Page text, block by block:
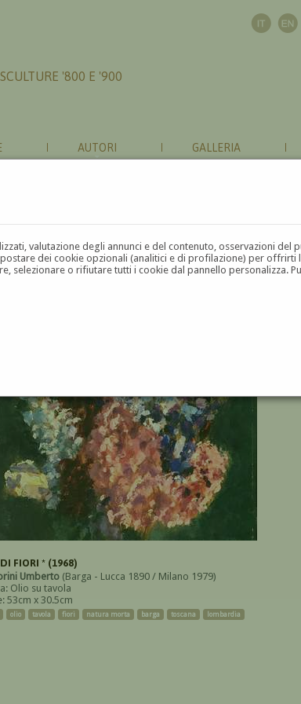
valutazione degli annunci e del contenuto, osservazioni
dei cookie opzionali (analitici e di profilazione) per offrirti
selezionare o rifiutare tutti i cookie dal pannello personalizza.
'800 E '900
AUTORI GALLERIA
J K L M N O P Q R S T U V
FIORI * (1968)
Umberto (Barga - Lucca 1890 / Milano 1979)
Olio su tavola
53cm x 30.5cm
olio tavola fiori natura morta barga toscana
lombardia